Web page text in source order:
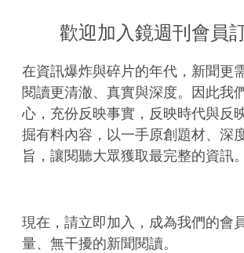
歡迎加入鏡週刊會員
在資訊爆炸與碎片的年代，新聞更
閱讀更清澈、真實與深度。因此我
心，充份反映事實，反映時代與反
掘有料內容，以一手原創題材、深
旨，讓閱聽大眾獲取最完整的資訊。
現在，請立即加入，成為我們的會
量、無干擾的新聞閱讀。